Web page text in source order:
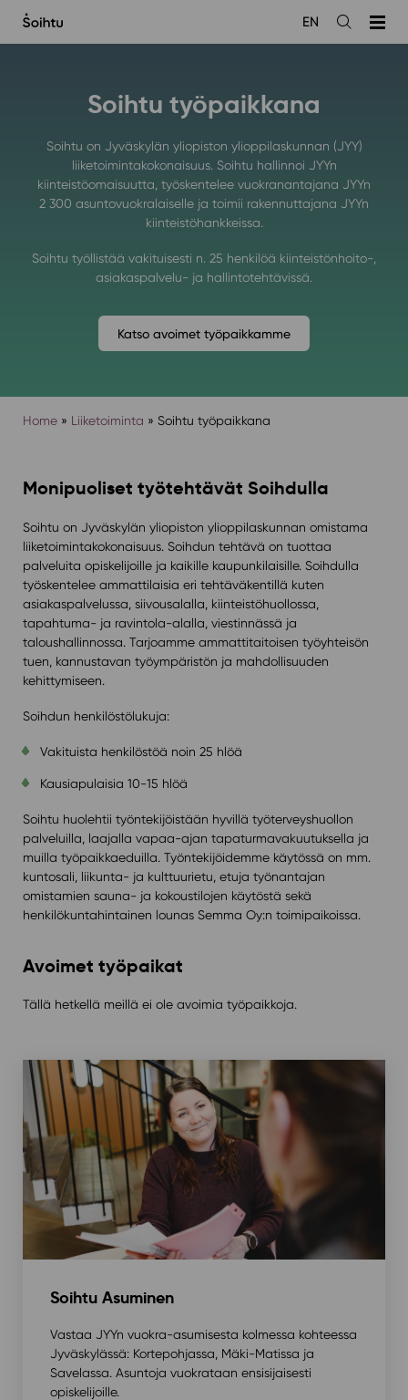
sisältöön
Avaa
EN
Home» Liiketoiminta » Soihtu työpaikkana
Soihtu työpaikkana
Soihtu on Jyväskylän yliopiston ylioppilaskunnan (JYY)
liiketoimintakokonaisuus. Soihtu hallinnoi JYYn
kiinteistöomaisuutta, työskentelee vuokranantajana JYYn
2 300 asuntovuokralaiselle ja toimii rakennuttajana JYYn
kiinteistöhankkeissa.
Soihtu työllistää vakituisesti n. 25 henkilöä kiinteistönhoito-,
asiakaspalvelu- ja hallintotehtävissä.
Katso avoimet työpaikkamme
Monipuoliset työtehtävät Soihdulla
Soihtu on Jyväskylän yliopiston ylioppilaskunnan omistama
liiketoimintakokonaisuus. Soihdun tehtävä on tuottaa
palveluita opiskelijoille ja kaikille kaupunkilaisille. Soihdulla
työskentelee ammattilaisia eri tehtäväkentillä kuten
asiakaspalvelussa, siivousalalla, kiinteistöhuollossa,
tapahtuma- ja ravintola-alalla, viestinnässä ja
taloushallinnossa. Tarjoamme ammattitaitoisen työyhteisön
tuen, kannustavan työympäristön ja mahdollisuuden
kehittymiseen.
Soihdun henkilöstölukuja:
Vakituista henkilöstöä noin 25 hlöä
Kausiapulaisia 10-15 hlöä
Soihtu huolehtii työntekijöistään hyvillä työterveyshuollon
palveluilla, laajalla vapaa-ajan tapaturmavakuutuksella ja
muilla työpaikkaeduilla. Työntekijöidemme käytössä on mm.
kuntosali, liikunta- ja kulttuurietu, etuja työnantajan
omistamien sauna- ja kokoustilojen käytöstä sekä
henkilökuntahintainen lounas Semma Oy:n toimipaikoissa.
Avoimet työpaikat
Tällä hetkellä meillä ei ole avoimia työpaikkoja.
Soihtu Asuminen
Vastaa JYYn vuokra-asumisesta kolmessa kohteessa
Jyväskylässä: Kortepohjassa, Mäki-Matissa ja
Savelassa. Asuntoja vuokrataan ensisijaisesti
opiskelijoille.